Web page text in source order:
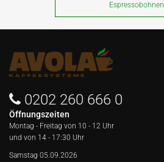
Espressobohnen
0202 260 666 0
Öffnungszeiten
Montag - Freitag von 10 - 12 Uhr
und von 14 - 17:30 Uhr
Samstag 05.09.2026